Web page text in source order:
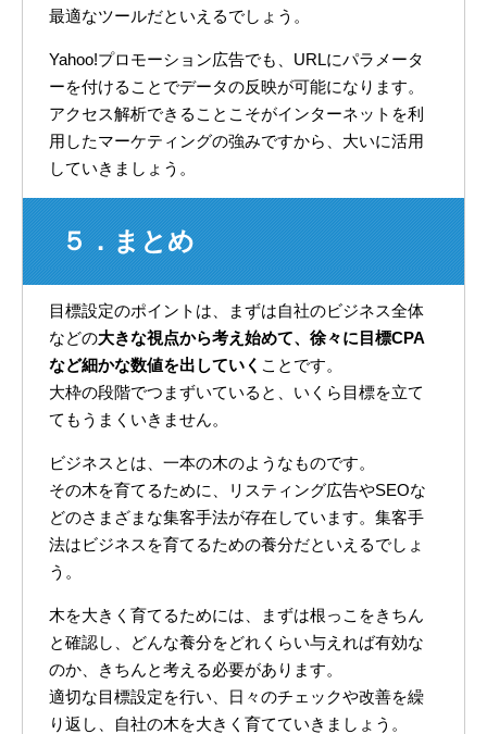
最適なツールだといえるでしょう。
Yahoo!プロモーション広告でも、URLにパラメータ
ーを付けることでデータの反映が可能になります。
アクセス解析できることこそがインターネットを利
用したマーケティングの強みですから、大いに活用
していきましょう。
５．まとめ
目標設定のポイントは、まずは自社のビジネス全体
などの大きな視点から考え始めて、徐々に目標CPA
など細かな数値を出していく ことです。
大枠の段階でつまずいていると、いくら目標を立て
てもうまくいきません。
ビジネスとは、一本の木のようなものです。
その木を育てるために、リスティング広告やSEOな
どのさまざまな集客手法が存在しています。集客手
法はビジネスを育てるための養分だといえるでしょ
う。
木を大きく育てるためには、まずは根っこをきちん
と確認し、どんな養分をどれくらい与えれば有効な
のか、きちんと考える必要があります。
適切な目標設定を行い、日々のチェックや改善を繰
り返し、自社の木を大きく育てていきましょう。